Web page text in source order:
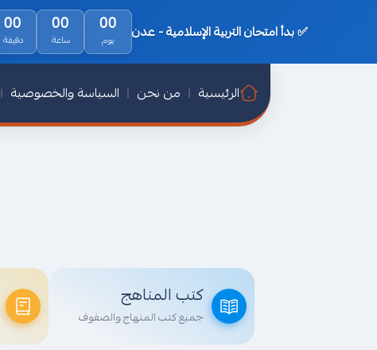
الرئيسية من نحن السياسة والخصوصية
كتب المناهج
جميع كتب المنهاج والصفوف
✅ بدأ امتحان التربية الإسلامية - عدن 00
يوم
00
ساعة
00
دقيقة